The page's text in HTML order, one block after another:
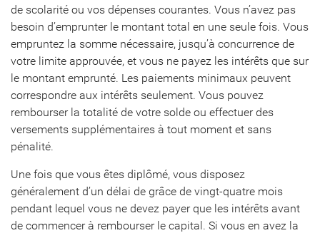
de scolarité ou vos dépenses courantes. Vous n’avez pas
besoin d’emprunter le montant total en une seule fois. Vous
empruntez la somme nécessaire, jusqu’à concurrence de
votre limite approuvée, et vous ne payez les intérêts que sur
le montant emprunté. Les paiements minimaux peuvent
correspondre aux intérêts seulement. Vous pouvez
rembourser la totalité de votre solde ou effectuer des
versements supplémentaires à tout moment et sans
pénalité.
Une fois que vous êtes diplômé, vous disposez
généralement d’un délai de grâce de vingt-quatre mois
pendant lequel vous ne devez payer que les intérêts avant
de commencer à rembourser le capital. Si vous en avez la